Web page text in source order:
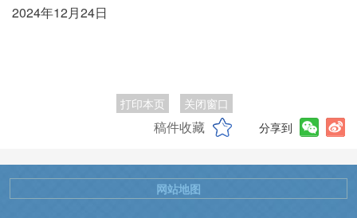
2024年12月24日
打印本页 关闭窗口
稿件收藏 分享到
网站地图